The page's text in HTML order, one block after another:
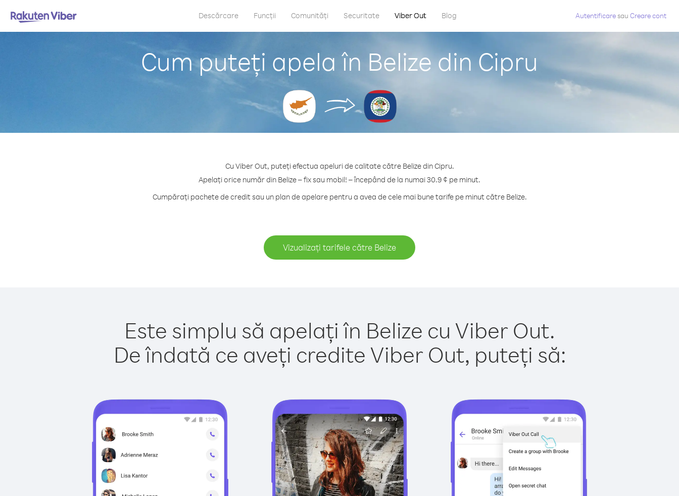
Descărcare Funcții Comunități Securitate Viber Out Blog Autentificaresau Creare cont
Cum puteți apela în Belize din Cipru
Cu Viber Out, puteți efectua apeluri de calitate către Belize din Cipru.
Apelați orice număr din Belize – fix sau mobil! – începând de la numai 30.9 ¢ pe minut.
Cumpărați pachete de credit sau un plan de apelare pentru a avea de cele mai bune tarife pe minut către Belize.
Vizualizați tarifele către Belize
Este simplu să apelați în Belize cu Viber Out.
De îndată ce aveți credite Viber Out, puteți să: